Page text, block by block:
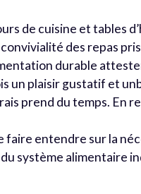
de cuisine et tables
des repas
durable
un plaisir gustatif et
prend du temps. En
faire entendre sur la
du système alimentaire